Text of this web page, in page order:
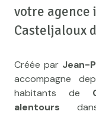
votre agence
Casteljaloux
Créée par Jean-
accompagne
habitants de
alentours